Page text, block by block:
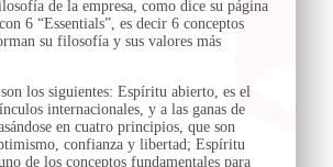
de la empresa, como dice su página
6 “Essentials”, es decir 6 conceptos
su filosofía y sus valores más
los siguientes: Espíritu abierto, es el
internacionales, y a las ganas de
en cuatro principios, que son
confianza y libertad; Espíritu
de los conceptos fundamentales para